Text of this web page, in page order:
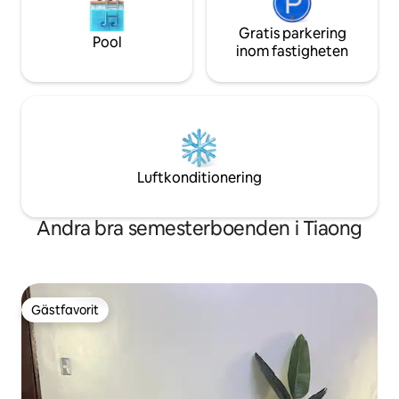
Pool
Gratis parkering
inom fastigheten
Luftkonditionering
Andra bra semesterboenden i Tiaong
Gästfavorit
Gästfavorit